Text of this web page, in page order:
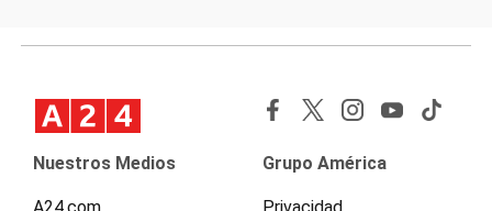
Nuestros Medios Grupo América